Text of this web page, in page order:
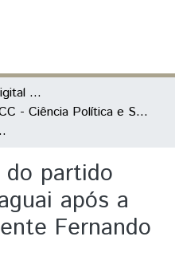
UNILA | Biblioteca Digital de Trabalhos de Conclusão de Curso
TCC - Ciência Política e Sociologia - Sociedade, Estado e Política na América Latina
Presidente Fernando Lugo
partido
após a
Fernando